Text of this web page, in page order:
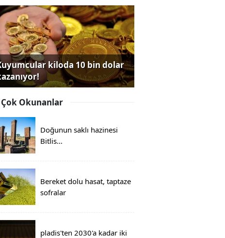
kiloda 10 bin dolar
Çok Okunanlar
Doğunun saklı hazinesi
Bitlis...
Bereket dolu hasat, taptaze
sofralar
pladis'ten 2030'a kadar iki